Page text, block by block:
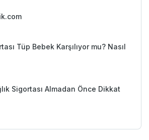
Tüp Bebek Karşılıyor mu? Nasıl
Sigortası Almadan Önce Dikkat